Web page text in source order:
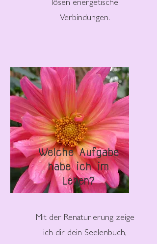
lösen energetische
Verbindungen.
Welche Aufgabe
habe ich im
Leben?
Mit der Renaturierung zeige
ich dir dein Seelenbuch,